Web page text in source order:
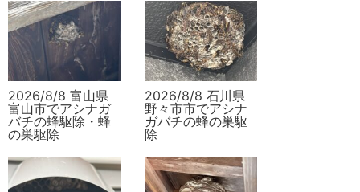
2026/8/8 富山県
富山市でアシナガ
バチの蜂駆除・蜂
の巣駆除
2026/8/8 石川県
野々市市でアシナ
ガバチの蜂の巣駆
除